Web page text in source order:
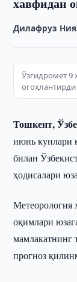
Дилафруз
Ўзгидромет 9
огоҳлантирди
Тошкент,
июнь кунлари
билан
ҳодисалари
Метеорология
оқимлари
мамлакатнинг
прогноз